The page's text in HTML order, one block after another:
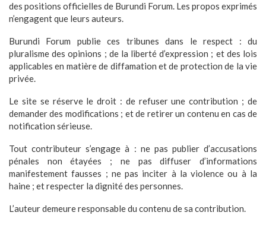
des positions officielles de Burundi Forum. Les propos exprimés
n’engagent que leurs auteurs.
Burundi Forum publie ces tribunes dans le respect : du
pluralisme des opinions ; de la liberté d’expression ; et des lois
applicables en matière de diffamation et de protection de la vie
privée.
Le site se réserve le droit : de refuser une contribution ; de
demander des modifications ; et de retirer un contenu en cas de
notification sérieuse.
Tout contributeur s’engage à : ne pas publier d’accusations
pénales non étayées ; ne pas diffuser d’informations
manifestement fausses ; ne pas inciter à la violence ou à la
haine ; et respecter la dignité des personnes.
L’auteur demeure responsable du contenu de sa contribution.